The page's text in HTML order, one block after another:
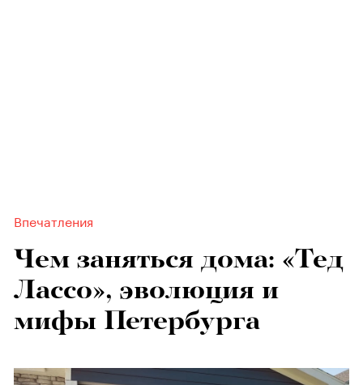
Впечатления
Чем заняться дома: «Тед
Лассо», эволюция и
мифы Петербурга